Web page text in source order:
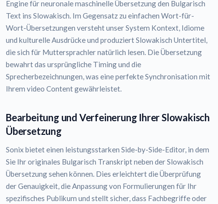
Engine für neuronale maschinelle Übersetzung den Bulgarisch
Text ins Slowakisch. Im Gegensatz zu einfachen Wort-für-
Wort-Übersetzungen versteht unser System Kontext, Idiome
und kulturelle Ausdrücke und produziert Slowakisch Untertitel,
die sich für Muttersprachler natürlich lesen. Die Übersetzung
bewahrt das ursprüngliche Timing und die
Sprecherbezeichnungen, was eine perfekte Synchronisation mit
Ihrem video Content gewährleistet.
Bearbeitung und Verfeinerung Ihrer Slowakisch
Übersetzung
Sonix bietet einen leistungsstarken Side-by-Side-Editor, in dem
Sie Ihr originales Bulgarisch Transkript neben der Slowakisch
Übersetzung sehen können. Dies erleichtert die Überprüfung
der Genauigkeit, die Anpassung von Formulierungen für Ihr
spezifisches Publikum und stellt sicher, dass Fachbegriffe oder